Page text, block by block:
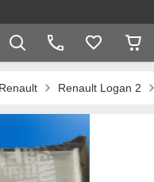
Renault Logan 2